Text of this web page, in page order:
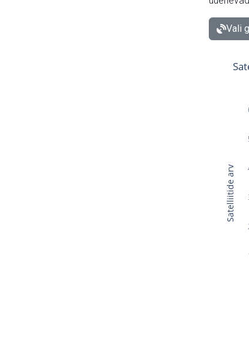
Vali
Satelliitide arv